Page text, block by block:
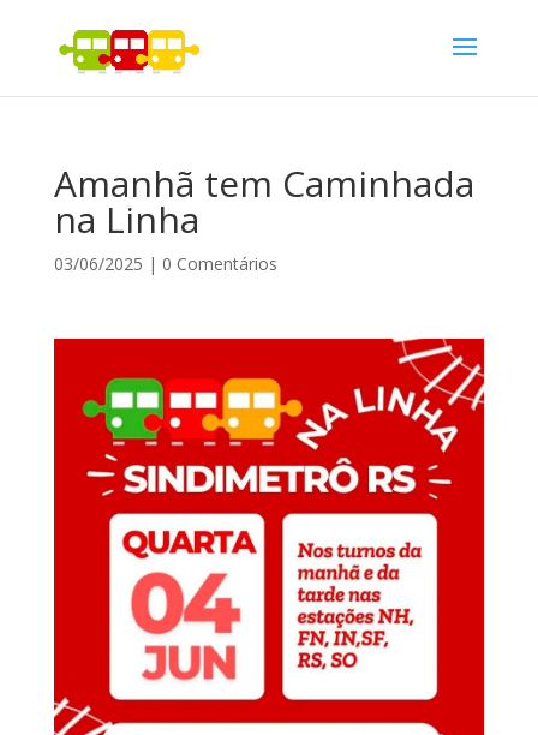
Amanhã tem Caminhada
na Linha
03/06/2025 | 0 Comentários